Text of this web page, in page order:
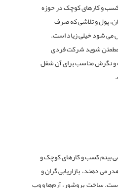
کسب و کارهای کوچک در حوزه
پول و تلاشی که صرف
شود خیلی زیاد است.
مطمئن شوید شرکت فردی
نگرش مناسب برای آن شغل
بینم کسب و کارهای کوچک و
می دهند، بازاریابی گران و
ساخت بروشور، آرم‌ها و وب